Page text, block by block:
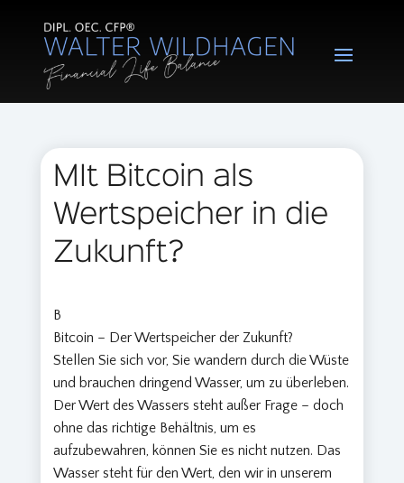
MIt Bitcoin als
Wertspeicher in die
Zukunft?
B
Bitcoin – Der Wertspeicher der Zukunft?
Stellen Sie sich vor, Sie wandern durch die Wüste
und brauchen dringend Wasser, um zu überleben.
Der Wert des Wassers steht außer Frage – doch
ohne das richtige Behältnis, um es
aufzubewahren, können Sie es nicht nutzen. Das
Wasser steht für den Wert, den wir in unserem